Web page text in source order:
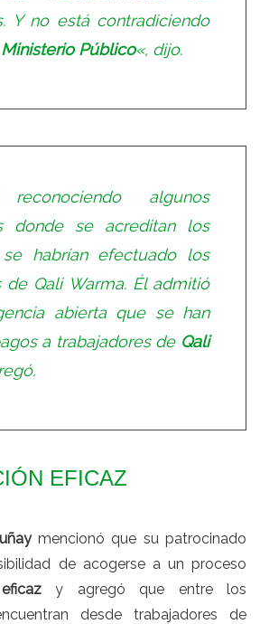
Y no está contradiciendo
Ministerio Público«, dijo.
algunos
donde se acreditan los
habrían efectuado los
de Qali Warma. Él admitió
abierta que se han
a trabajadores de Qali
EFICAZ
mencionó que su patrocinado
de acogerse a un proceso
y agregó que entre los
desde trabajadores de